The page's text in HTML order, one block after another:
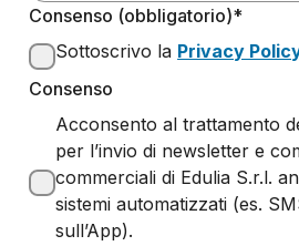
Consenso (obbligatorio)*
Sottoscrivo la Privacy
Consenso
Acconsento al trattamento
per l’invio di newsletter e
commerciali di Edulia S.r.l.
sistemi automatizzati (es.
sull’App).